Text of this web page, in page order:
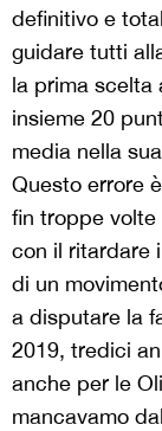
definitivo e
guidare tutti
la prima scelta
insieme 20
media nella
Questo errore
fin troppe volte
con il ritardare
di un
a disputare la
2019, tredici
anche per le
mancavamo